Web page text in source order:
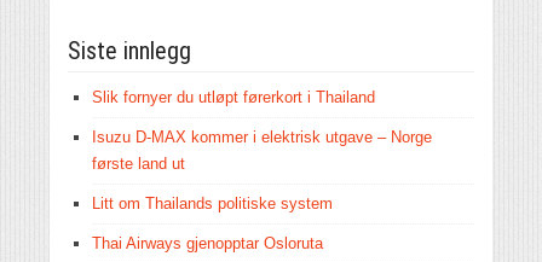
Siste innlegg
Slik fornyer du utløpt førerkort i Thailand
Isuzu D-MAX kommer i elektrisk utgave – Norge
første land ut
Litt om Thailands politiske system
Thai Airways gjenopptar Osloruta